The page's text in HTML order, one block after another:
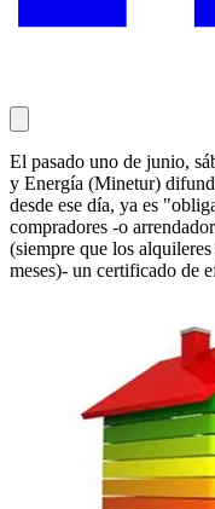
El pasado uno de junio,
y Energía (Minetur)
desde ese día, ya es
compradores -o
(siempre que los
meses)- un certificado de